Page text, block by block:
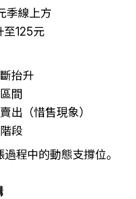
季線上方
至125元
抬升
間
出（惜售現象）
段
程中的動態支撐位。